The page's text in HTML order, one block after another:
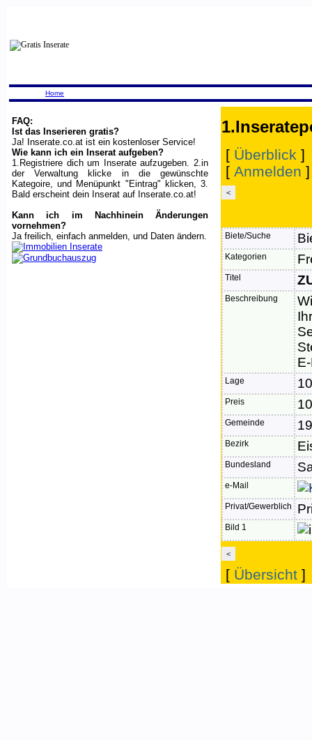
Home
FAQ:
Ist das Inserieren gratis?
Ja! Inserate.co.at ist ein kostenloser Service!
Wie kann ich ein Inserat aufgeben?
1.Registriere dich um Inserate aufzugeben. 2.in
der Verwaltung klicke in die gewünschte
Kategoire, und Menüpunkt "Eintrag" klicken, 3.
Bald erscheint dein Inserat auf Inserate.co.at!
Kann ich im Nachhinein Änderungen
vornehmen?
Ja freilich, einfach anmelden, und Daten ändern.
[ Überblick ]
[ Anmelden
<
Biete/Suche
Kategorien
Titel
Beschreibung
Lage 10
Preis
Gemeinde
Bezirk
Bundesland
e-Mail
Privat/Gewerblich
Bild 1
<
[ Übersicht